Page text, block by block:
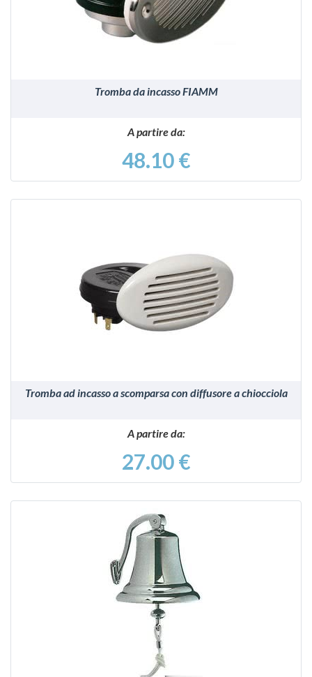
Tromba da incasso FIAMM
A partire da:
48.10 €
VEDI
Tromba ad incasso a scomparsa con diffusore a chiocciola
A partire da:
27.00 €
VEDI